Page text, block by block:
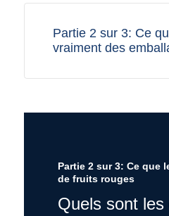
Partie 2 sur 3: Ce
vraiment des
Partie 2 sur 3: Ce que
de fruits rouges
Quels sont